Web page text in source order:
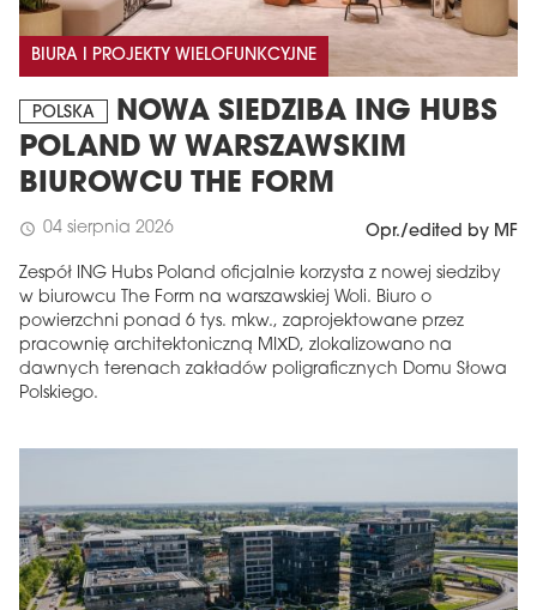
BIURA I PROJEKTY WIELOFUNKCYJNE
POLSKA
NOWA SIEDZIBA ING HUBS
POLAND W WARSZAWSKIM
BIUROWCU THE FORM
schedule 04 sierpnia 2026 Opr./edited by MF
Zespół ING Hubs Poland oficjalnie korzysta z nowej siedziby
w biurowcu The Form na warszawskiej Woli. Biuro o
powierzchni ponad 6 tys. mkw., zaprojektowane przez
pracownię architektoniczną MIXD, zlokalizowano na
dawnych terenach zakładów poligraficznych Domu Słowa
Polskiego.